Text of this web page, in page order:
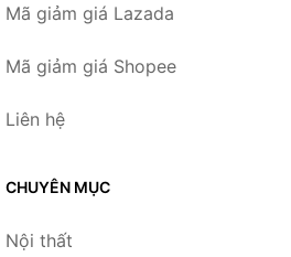
Mã giảm giá Lazada
Mã giảm giá Shopee
Liên hệ
CHUYÊN MỤC
Nội thất